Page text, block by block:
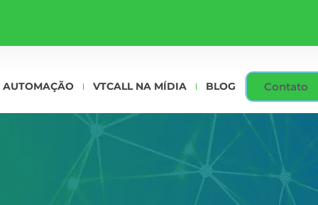
AUTOMAÇÃO VTCALL NA MÍDIA BLOG Contato